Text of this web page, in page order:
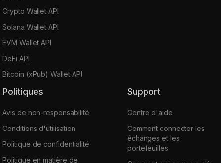
Crypto Wallet API
Solana Wallet API
EVM Wallet API
DeFi API
Bitcoin (xPub) Wallet API
Politiques
Avis de non-responsabilité
Conditions d'utilisation
Politique de confidentialité
Politique en matière de
Support
Centre d'aide
Comment connecter les
échanges et les
portefeuilles